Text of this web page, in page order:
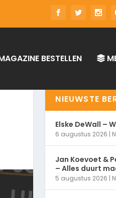
BESTELLEN
NIEUWSTE
Elske DeWall –
6 augustus 2026 |
Jan Koevoet &
– Alles duurt
5 augustus 2026 |